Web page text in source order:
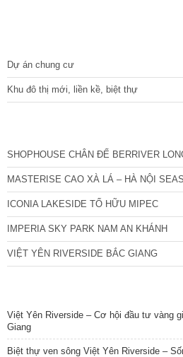
Dự án chung cư
Khu đô thị mới, liền kề, biệt thự
SHOPHOUSE CHÂN ĐẾ BERRIVER
MASTERISE CAO XÀ LÁ – HÀ NỘI
ICONIA LAKESIDE TỐ HỮU MIPEC
IMPERIA SKY PARK NAM AN KHÁNH
VIỆT YÊN RIVERSIDE BẮC GIANG
Việt Yên Riverside – Cơ hội đầu tư vàng
Giang
Biệt thự ven sông Việt Yên Riverside –